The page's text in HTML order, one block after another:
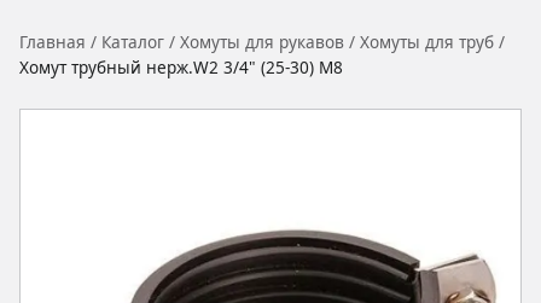
Главная / Каталог / Хомуты для рукавов / Хомуты для труб /
Хомут трубный нерж.W2 3/4" (25-30) М8